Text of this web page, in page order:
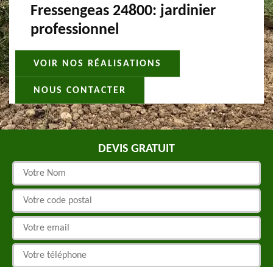
Fressengeas 24800: jardinier
professionnel
VOIR NOS RÉALISATIONS
NOUS CONTACTER
DEVIS GRATUIT